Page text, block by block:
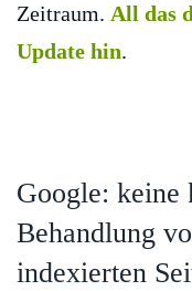
Zeitraum. All das
Update hin.
Google: keine
Behandlung
indexierten